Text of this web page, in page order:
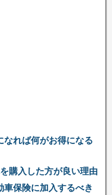
なれば何がお得になる
購入した方が良い理由
保険に加入するべき